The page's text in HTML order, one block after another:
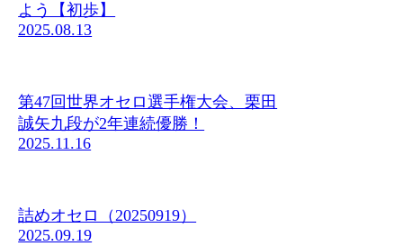
よう【初歩】
2025.08.13
第47回世界オセロ選手権大会、栗田
誠矢九段が2年連続優勝！
2025.11.16
詰めオセロ（20250919）
2025.09.19